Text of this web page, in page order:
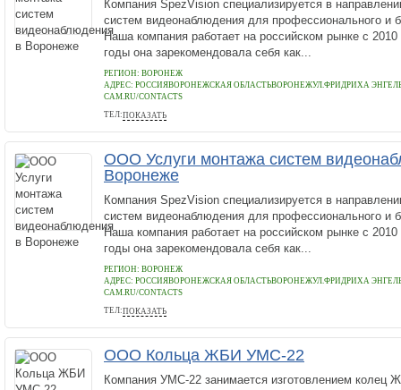
Компания SpezVision специализируется в
систем видеонаблюдения для профессионального и
Наша компания работает на российском рынке с
годы она зарекомендовала себя как...
РЕГИОН: ВОРОНЕЖ
АДРЕС: РОССИЯВОРОНЕЖСКАЯ ОБЛАСТЬВОРОНЕЖУЛ.ФРИДРИХА
CAM.RU/CONTACTS
ТЕЛ:ПОКАЗАТЬ
7(473)2000-472
ООО Услуги монтажа систем
Воронеже
Компания SpezVision специализируется в
систем видеонаблюдения для профессионального и
Наша компания работает на российском рынке с
годы она зарекомендовала себя как...
РЕГИОН: ВОРОНЕЖ
АДРЕС: РОССИЯВОРОНЕЖСКАЯ ОБЛАСТЬВОРОНЕЖУЛ.ФРИДРИХА
CAM.RU/CONTACTS
ТЕЛ:ПОКАЗАТЬ
7(473)2000-472
ООО Кольца ЖБИ УМС-22
Компания УМС-22 занимается изготовлением колец